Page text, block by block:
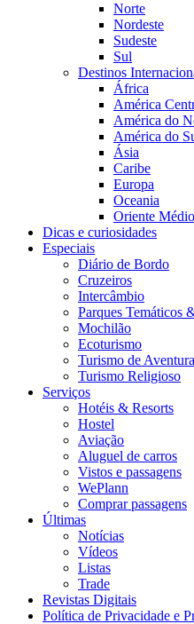
Norte
Nordeste
Sudeste
Sul
Destinos
África
América
América do
América do
Ásia
Caribe
Europa
Oceania
Oriente Médio
Dicas e curiosidades
Especiais
Diário de Bordo
Cruzeiros
Intercâmbio
Parques Temáticos
Mochilão
Ecoturismo
Turismo de Aventura
Turismo Religioso
Serviços
Hotéis & Resorts
Hostel
Aviação
Aluguel de carros
Vistos e passagens
WePlann
Comprar passagens
Últimas
Notícias
Vídeos
Listas
Trade
Revistas Digitais
Política de Privacidade e